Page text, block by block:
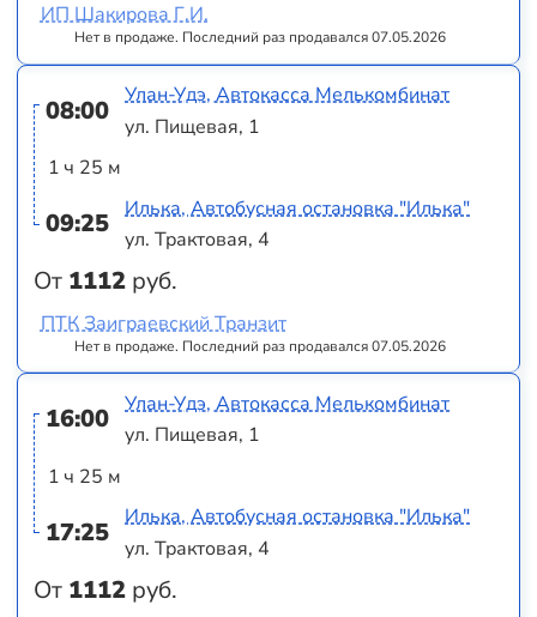
Нет в продаже. Последний раз продавался 07.05.2026
ИП Шакирова Г.И.
08:00
1 ч 25 м
09:25
От 1112 руб.
Улан-Удэ, Автокасса Мелькомбинат
ул. Пищевая, 1
Илька, Автобусная остановка "Илька"
ул. Трактовая, 4
Нет в продаже. Последний раз продавался 07.05.2026
ПТК Заиграевский Транзит
16:00
1 ч 25 м
17:25
От 1112 руб.
Улан-Удэ, Автокасса Мелькомбинат
ул. Пищевая, 1
Илька, Автобусная остановка "Илька"
ул. Трактовая, 4